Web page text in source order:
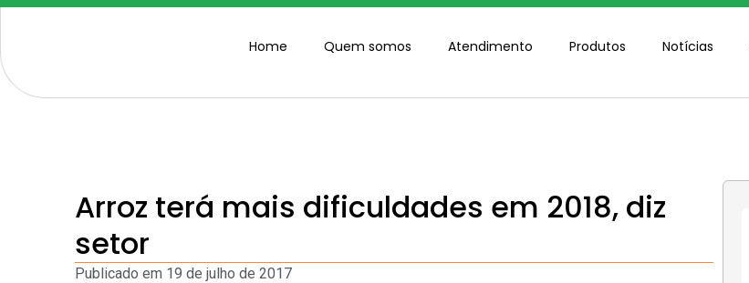
Home Quem somos Atendimento Produtos Notícias
Arroz terá mais dificuldades em 2018, diz
setor
Publicado em 19 de julho de 2017